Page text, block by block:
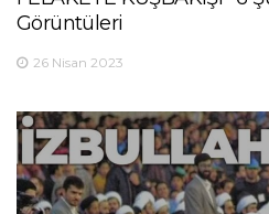
Görüntüleri
26 Nisan 2023